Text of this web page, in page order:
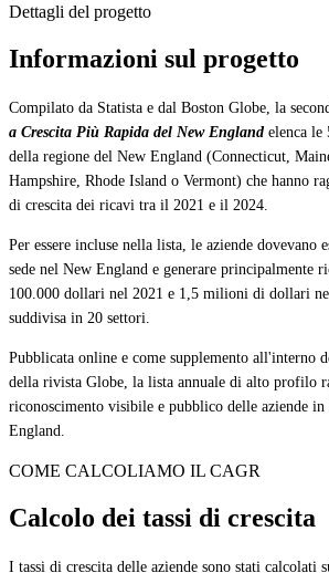
Dettagli del progetto
Informazioni sul progetto
Compilato da Statista e dal Boston Globe, la
a Crescita Più Rapida del New England elenca le
della regione del New England (Connecticut,
Hampshire, Rhode Island o Vermont) che hanno
di crescita dei ricavi tra il 2021 e il 2024.
Per essere incluse nella lista, le aziende dovevano
sede nel New England e generare principalmente
100.000 dollari nel 2021 e 1,5 milioni di dollari
suddivisa in 20 settori.
Pubblicata online e come supplemento all'interno
della rivista Globe, la lista annuale di alto profilo
riconoscimento visibile e pubblico delle aziende in
England.
COME CALCOLIAMO IL CAGR
Calcolo dei tassi di crescita
I tassi di crescita delle aziende sono stati calcolati